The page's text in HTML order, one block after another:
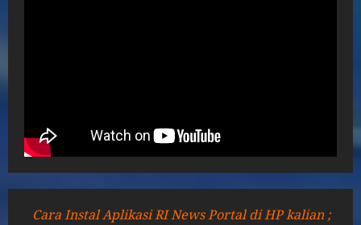
Cara Instal Aplikasi RI News Portal di HP kalian ;